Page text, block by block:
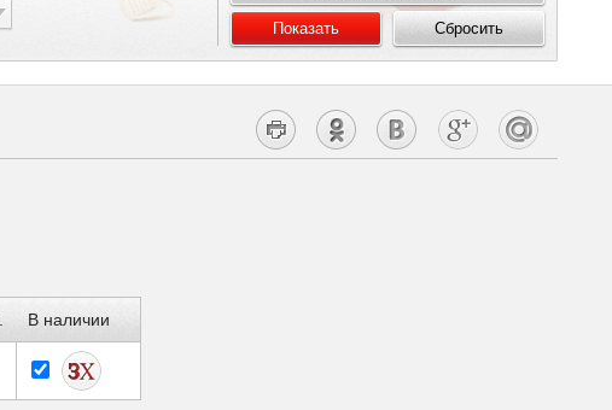
Показать Сбросить
В наличии